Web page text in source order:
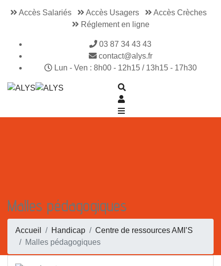
Accès Salariés Accès Usagers
Accès Crèches
Réglement en ligne
03 87 34 43 43
contact@alys.fr
Lun - Ven : 8h00 - 12h15 / 13h15 - 17h30
Malles pédagogiques
Accueil Handicap
Centre de ressources AMI’S
Malles pédagogiques